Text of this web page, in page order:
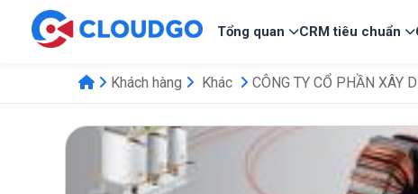
Tổng quan CRM tiêu chuẩn
Khách hàng Khác CÔNG TY CỔ PHẦN XÂY